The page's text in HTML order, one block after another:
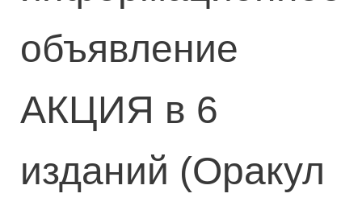
объявление
АКЦИЯ в 6
изданий (Оракул